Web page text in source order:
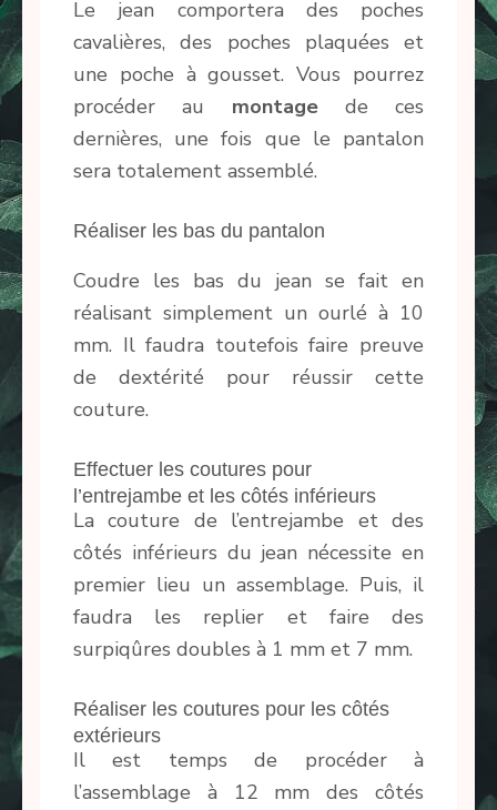
Le jean comportera des poches
cavalières, des poches plaquées et
une poche à gousset. Vous pourrez
procéder au montage de ces
dernières, une fois que le pantalon
sera totalement assemblé.
Réaliser les bas du pantalon
Coudre les bas du jean se fait en
réalisant simplement un ourlé à 10
mm. Il faudra toutefois faire preuve
de dextérité pour réussir cette
couture.
Effectuer les coutures pour
l’entrejambe et les côtés inférieurs
La couture de l’entrejambe et des
côtés inférieurs du jean nécessite en
premier lieu un assemblage. Puis, il
faudra les replier et faire des
surpiqûres doubles à 1 mm et 7 mm.
Réaliser les coutures pour les côtés
extérieurs
Il est temps de procéder à
l’assemblage à 12 mm des côtés